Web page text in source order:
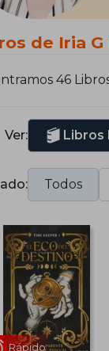
de Iria
46
Ver: Libros
Todos